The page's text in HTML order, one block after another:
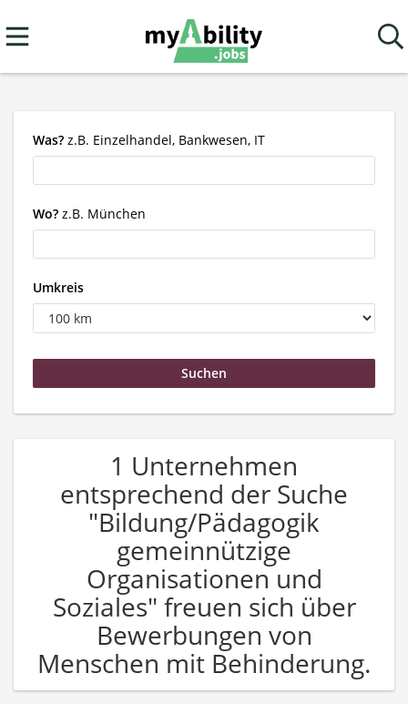
Was? z.B. Einzelhandel, Bankwesen, IT
Wo? z.B. München
Umkreis
1 Unternehmen
entsprechend der Suche
"Bildung/Pädagogik
gemeinnützige
Organisationen und
Soziales" freuen sich über
Bewerbungen von
Menschen mit Behinderung.